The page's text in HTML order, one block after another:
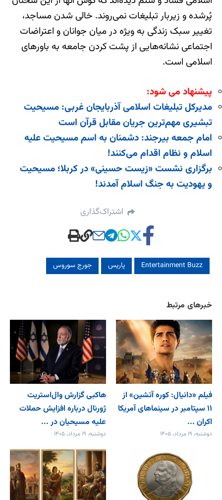
پُرشده و زیربار تبلیغات نمی‌روند. خالی شدن مساجد،
تغییر سبک زندگی به ویژه در میان جوانان و اعتراضات
اجتماعی نشانه‌هایی از پشت کردن جامعه به باورهای
اسلامی است.
پیشنهاد می شود:
مدیرکل تبلیغات اسلامی آذربایجان غربی: مسیحیت
تبشیری مهم‌ترین جریان مقابل قرآن است
امام جمعه بیرجند: دشمنان به اسم مسیحیت علیه
اسلام و نظام اقدام می‌کنند!
برگزاری نشست «زیست حسینی» در کربلا؛ مسیحیت
و یهودیت به جنگ اسلام آمدند!
اشتراک‌گذاری
Entertainment Buzz پاریس جورج سوروس
خبرهای مرتبط
فیلم «دانیال: کوره آتشین» از
۱۱ سپتامبر در سینماهای آمریکا
اکران ...
دوشنبه، ۱۹ مرداد، ۱۴۰۵
هاکبی گزارش وال‌استریت
ژورنال درباره افزایش حملات
علیه مسیحیان در ...
دوشنبه، ۱۹ مرداد، ۱۴۰۵